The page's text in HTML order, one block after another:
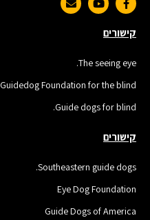
קישורים
The seeing eye.
Guidedog Foundation for the blind
Guide dogs for blind.
קישורים
Southeastern guide dogs.
Eye Dog Foundation
Guide Dogs of America